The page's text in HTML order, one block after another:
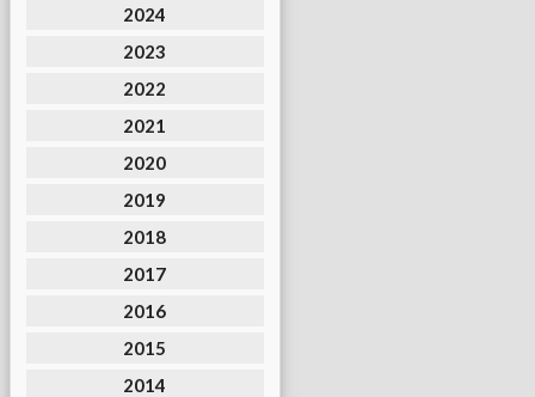
2024
2023
2022
2021
2020
2019
2018
2017
2016
2015
2014